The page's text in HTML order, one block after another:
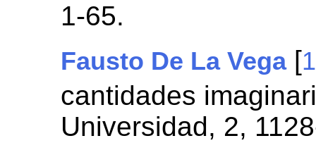
1-65.
Fausto De La Vega [
cantidades
Universidad, 2,